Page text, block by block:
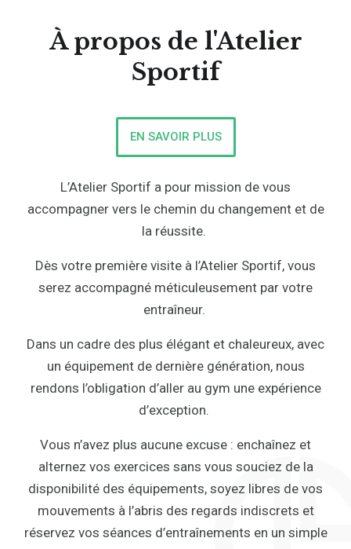
À propos de l'Atelier
Sportif
EN SAVOIR PLUS
L’Atelier Sportif a pour mission de vous
accompagner vers le chemin du changement et de
la réussite.
Dès votre première visite à l’Atelier Sportif, vous
serez accompagné méticuleusement par votre
entraîneur.
Dans un cadre des plus élégant et chaleureux, avec
un équipement de dernière génération, nous
rendons l’obligation d’aller au gym une expérience
d’exception.
Vous n’avez plus aucune excuse : enchaînez et
alternez vos exercices sans vous souciez de la
disponibilité des équipements, soyez libres de vos
mouvements à l’abris des regards indiscrets et
réservez vos séances d’entraînements en un simple